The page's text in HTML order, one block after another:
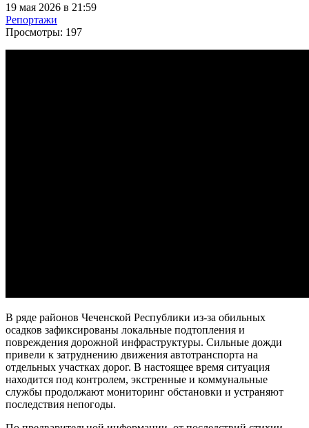
19 мая 2026 в 21:59
Репортажи
Просмотры: 197
В ряде районов Чеченской Республики из-за обильных
осадков зафиксированы локальные подтопления и
повреждения дорожной инфраструктуры. Сильные дожди
привели к затруднению движения автотранспорта на
отдельных участках дорог. В настоящее время ситуация
находится под контролем, экстренные и коммунальные
службы продолжают мониторинг обстановки и устраняют
последствия непогоды.